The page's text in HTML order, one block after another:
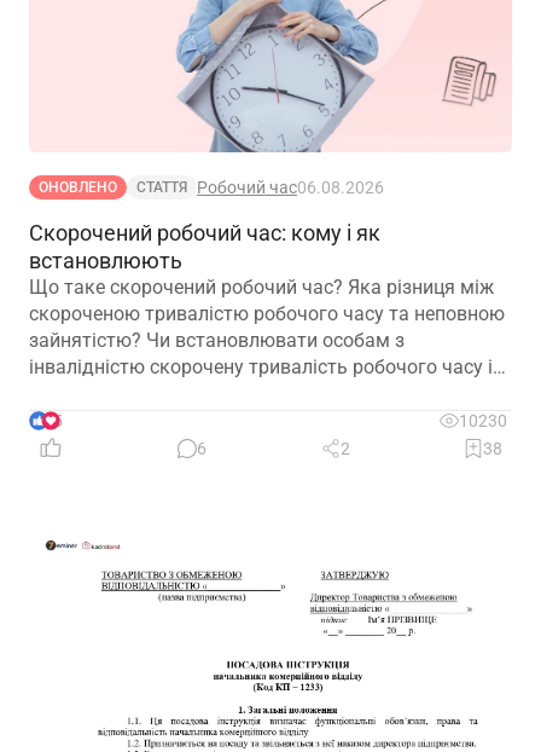
ОНОВЛЕНО СТАТТЯ Робочий час06.08.2026
Скорочений робочий час: кому і як
встановлюють
Що таке скорочений робочий час? Яка різниця між
скороченою тривалістю робочого часу та неповною
зайнятістю? Чи встановлювати особам з
інвалідністю скорочену тривалість робочого часу і
передбачено встановлення скороченого робочого
часу? І особливо актуальне запитання: чи потрібно
5
10230
6
2 38